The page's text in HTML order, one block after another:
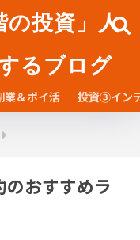
の投資」人
るブログ
＆ポイ活 投資③イン
おすすめラ